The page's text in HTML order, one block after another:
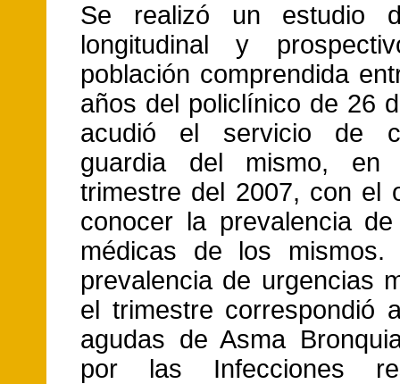
Se realizó un estudio
longitudinal y
población comprendida
años del policlínico de 26
acudió el servicio de
guardia del mismo, en
trimestre del 2007, con el
conocer la prevalencia
médicas de los mismos.
prevalencia de urgencias
el trimestre correspondió
agudas de Asma
por las Infecciones